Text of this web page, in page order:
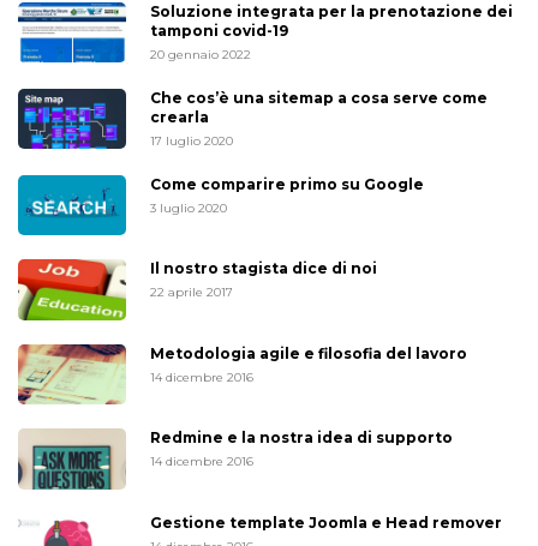
Soluzione integrata per la prenotazione dei
tamponi covid-19
20 gennaio 2022
Che cos’è una sitemap a cosa serve come
crearla
17 luglio 2020
Come comparire primo su Google
3 luglio 2020
Il nostro stagista dice di noi
22 aprile 2017
Metodologia agile e filosofia del lavoro
14 dicembre 2016
Redmine e la nostra idea di supporto
14 dicembre 2016
Gestione template Joomla e Head remover